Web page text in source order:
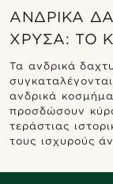
ΑΝΔΡΙΚΆ
ΧΡΥΣΆ: ΤΟ
Τα ανδρικά
ανδρικά
προσδώσουν
τεράστιας
τους ισχυρούς